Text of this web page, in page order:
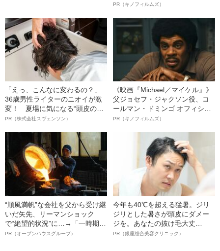
ボ》
PR（キノフィルムズ）
「えっ、こんなに変わるの？」
36歳男性ライターのニオイが激
変！ 夏場に気になる“頭皮のニ
オイ”や“ベタつき”を解消す
ト”が生み出した徹底ケアとは
PR（株式会社スヴェンソン）
《映画『Michael／マイケル』》
父ジョセフ・ジャクソン役、コ
ールマン・ドミンゴ オフィシャ
ルインタビュー“観客を魅了した
語る”《日本興収70億円突破》
PR（キノフィルムズ）
“順風満帆”な会社を父から受け継
いだ矢先、リーマンショック
で“絶望的状況”に…→「一時期は
納品3年待ち」のヒット商品を生
PR（オープンハウスグループ）
今年も40℃を超える猛暑。ジリ
ジリとした暑さが頭皮にダメー
ジを。あなたの抜け毛大丈
夫！？
PR（銀座総合美容クリニック）